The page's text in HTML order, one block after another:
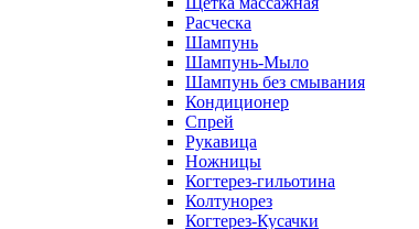
Расческа
Шампунь
Шампунь-Мыло
Шампунь без cмывания
Кондиционер
Спрей
Рукавица
Ножницы
Когтерез-гильотина
Колтунорез
Когтерез-Кусачки